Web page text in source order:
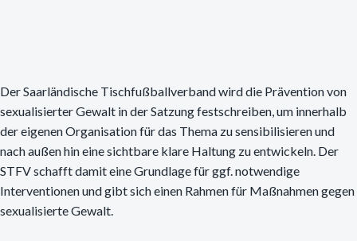
Der Saarländische Tischfußballverband wird die Prävention von
sexualisierter Gewalt in der Satzung festschreiben, um innerhalb
der eigenen Organisation für das Thema zu sensibilisieren und
nach außen hin eine sichtbare klare Haltung zu entwickeln. Der
STFV schafft damit eine Grundlage für ggf. notwendige
Interventionen und gibt sich einen Rahmen für Maßnahmen gegen
sexualisierte Gewalt.